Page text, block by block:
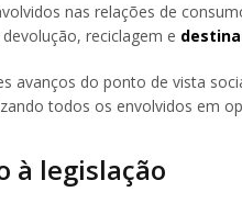
nas relações de
reciclagem e
avanços do ponto de vista
todos os envolvidos em
à legislação